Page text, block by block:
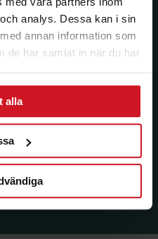
analys. Dessa kan i sin
annan information som
de har samlat in när du har
alla